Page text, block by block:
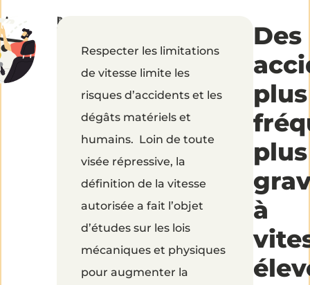
Comprendre
comment
rouler
vite
augmente
les
risques
d’accidents.
par
CER
|Publié
le
Respecter les limitations
de vitesse limite les
risques d’accidents et les
dégâts matériels et
humains. Loin de toute
visée répressive, la
définition de la vitesse
autorisée a fait l’objet
d’études sur les lois
mécaniques et physiques
pour augmenter la
Des
plus
plus
à